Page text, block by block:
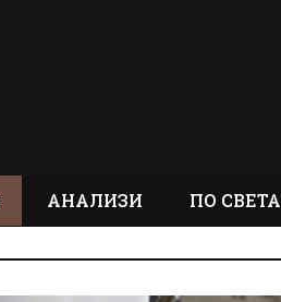
АНАЛИЗИ ПО СВЕТА